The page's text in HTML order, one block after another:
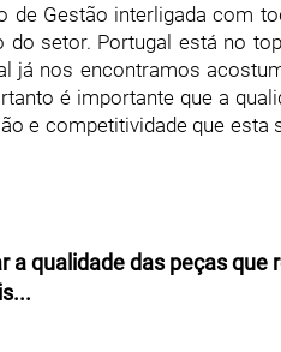
Gestão interligada com
setor. Portugal está no
já nos encontramos
é importante que a
e competitividade que esta
qualidade das peças que